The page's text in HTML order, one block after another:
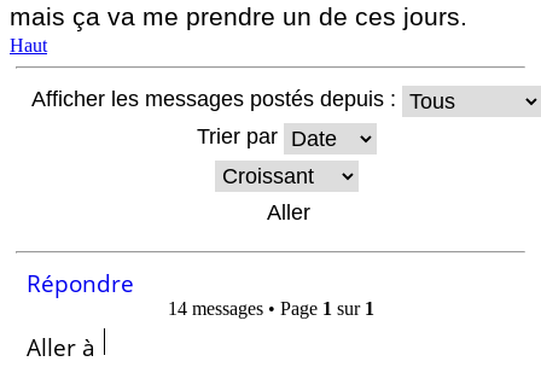
mais ça va me prendre un de ces jours.
Haut
Afficher les messages postés depuis :
Trier par
Répondre
14 messages • Page 1 sur 1
Aller à